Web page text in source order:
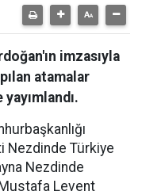
imzasıyla
atamalar
Nezdinde Türkiye
Nezdinde
Levent